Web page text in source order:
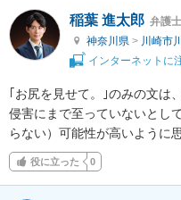
稲葉 進太郎 弁護士
神奈川県 > 川崎市
インターネットに
｢お尻を見せて。｣のみの文は
侵害にまで至っていないとし
らない）可能性が高いように
役に立った 0